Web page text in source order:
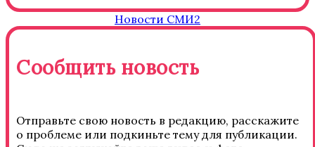
Новости СМИ2
Сообщить новость
Отправьте свою новость в редакцию, расскажите
о проблеме или подкиньте тему для публикации.